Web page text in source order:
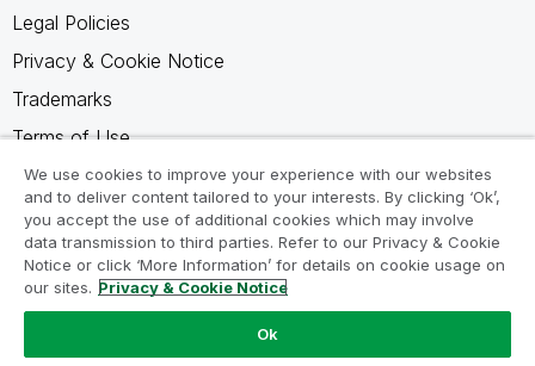
Legal Policies
Privacy & Cookie Notice
Trademarks
Terms of Use
Legal Agreements
Product Terms
Do not share my info
We use cookies to improve your experience with our websites
and to deliver content tailored to your interests. By clicking ‘Ok’,
you accept the use of additional cookies which may involve
data transmission to third parties. Refer to our Privacy & Cookie
Notice or click ‘More Information’ for details on cookie usage on
our sites. Privacy & Cookie Notice
Ok